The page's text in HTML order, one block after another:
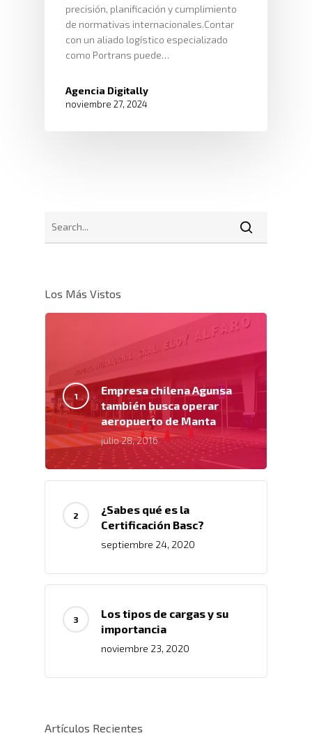
precisión, planificación y cumplimiento
de normativas internacionales.Contar
con un aliado logístico especializado
como Portrans puede…
Agencia Digitally
noviembre 27, 2024
Los Más Vistos
Empresa chilena Agunsa
también busca operar
aeropuerto de Manta
julio 28, 2016
¿Sabes qué es la
Certificación Basc?
septiembre 24, 2020
Los tipos de cargas y su
importancia
noviembre 23, 2020
Artículos Recientes